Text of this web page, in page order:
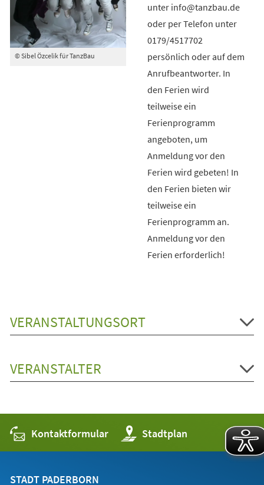
© Sibel Özcelik für TanzBau
unter info@tanzbau.de
oder per Telefon unter
0179/4517702
persönlich oder auf dem
Anrufbeantworter. In
den Ferien wird
teilweise ein
Ferienprogramm
angeboten, um
Anmeldung vor den
Ferien wird gebeten! In
den Ferien bieten wir
teilweise ein
Ferienprogramm an.
Anmeldung vor den
Ferien erforderlich!
VERANSTALTUNGSORT
VERANSTALTER
Kontaktformular Stadtplan
(Öffnet
in
einem
STADT PADERBORN